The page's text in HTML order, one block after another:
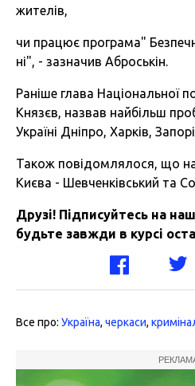
жителів,
чи працює програма"
ні", - зазначив Аброськін.
Раніше глава Національної
Князєв, назвав найбільш
Україні Дніпро, Харків,
Також повідомлялося, що
Києва - Шевченківський та
Друзі! Підписуйтесь на
будьте завжди в курсі
Все про: Україна, черкаси,